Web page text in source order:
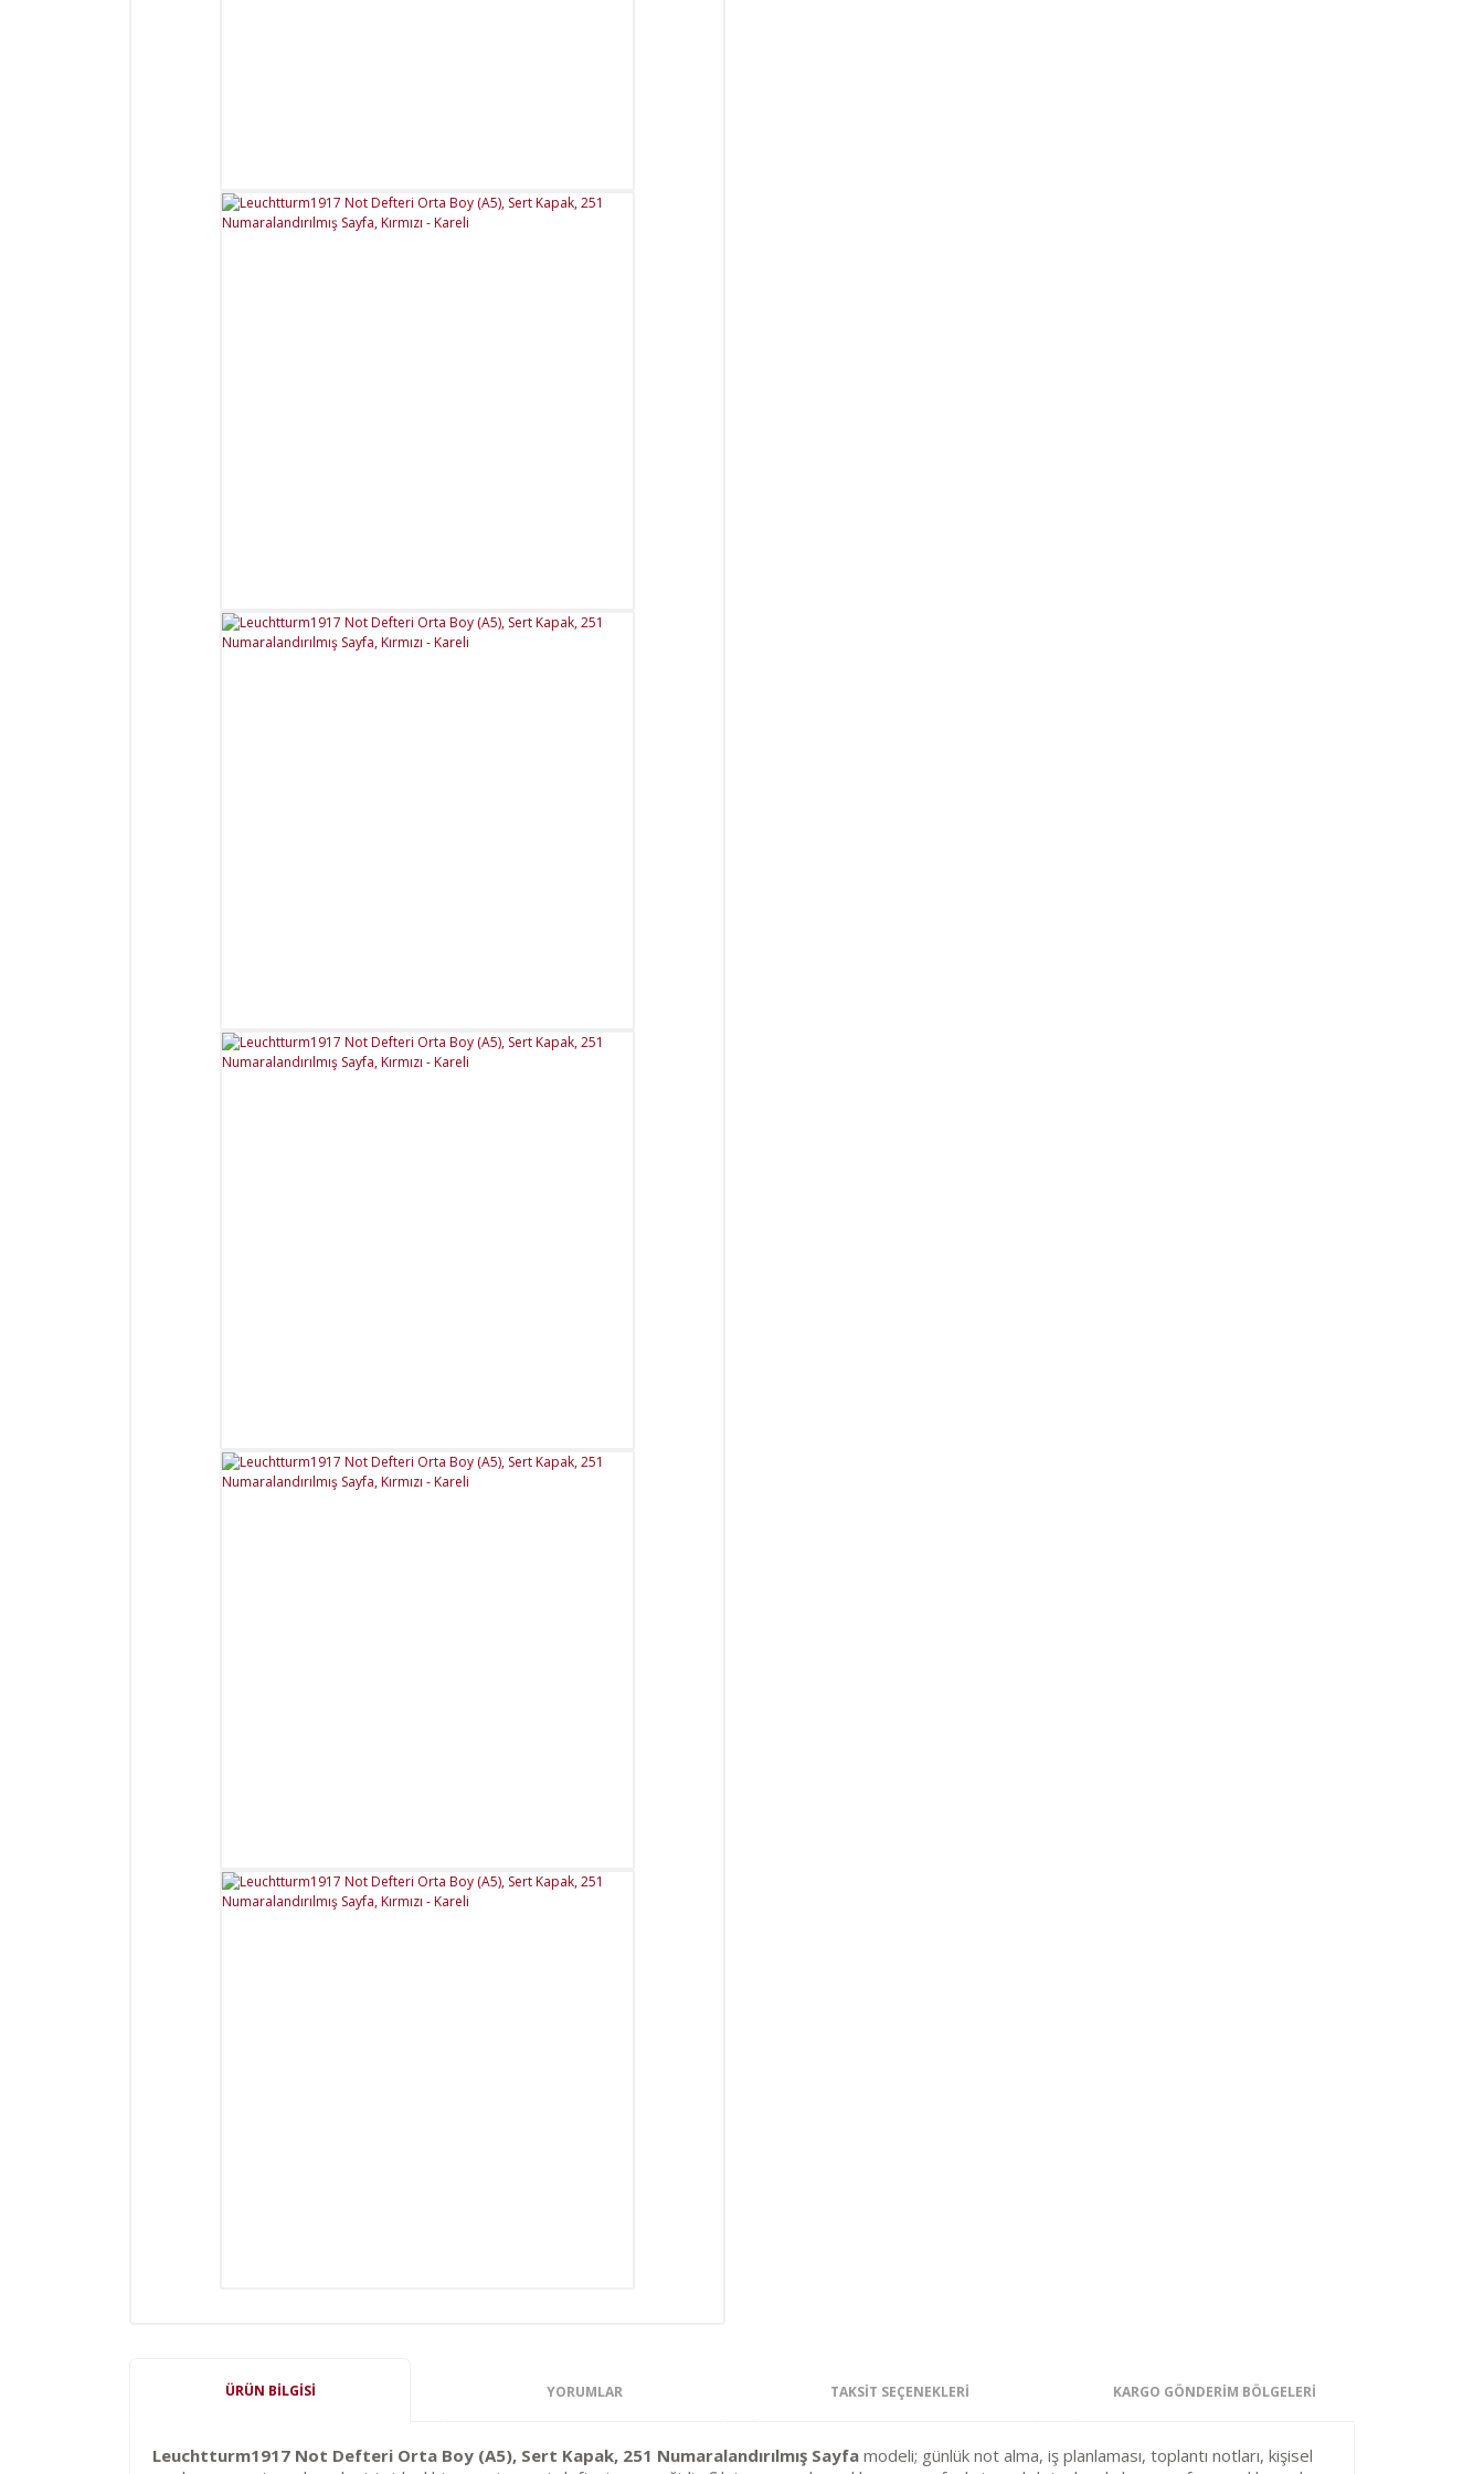
ÜRÜN BILGISI YORUMLAR TAKSIT SEÇENEKLERI KARGO GÖNDERİM BÖLGELERİ
Leuchtturm1917 Not Defteri Orta Boy (A5), Sert Kapak, 251 Numaralandırılmış Sayfa modeli; günlük not alma, iş planlaması, toplantı notları, kişisel